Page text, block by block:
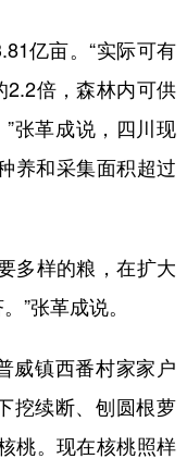
亿亩。“实际可有
2.2倍，森林内可供
”张革成说，四川现
养和采集面积超过
样的粮，在扩大
”张革成说。
镇西番村家家户
挖续断、刨圆根萝
桃。现在核桃照样